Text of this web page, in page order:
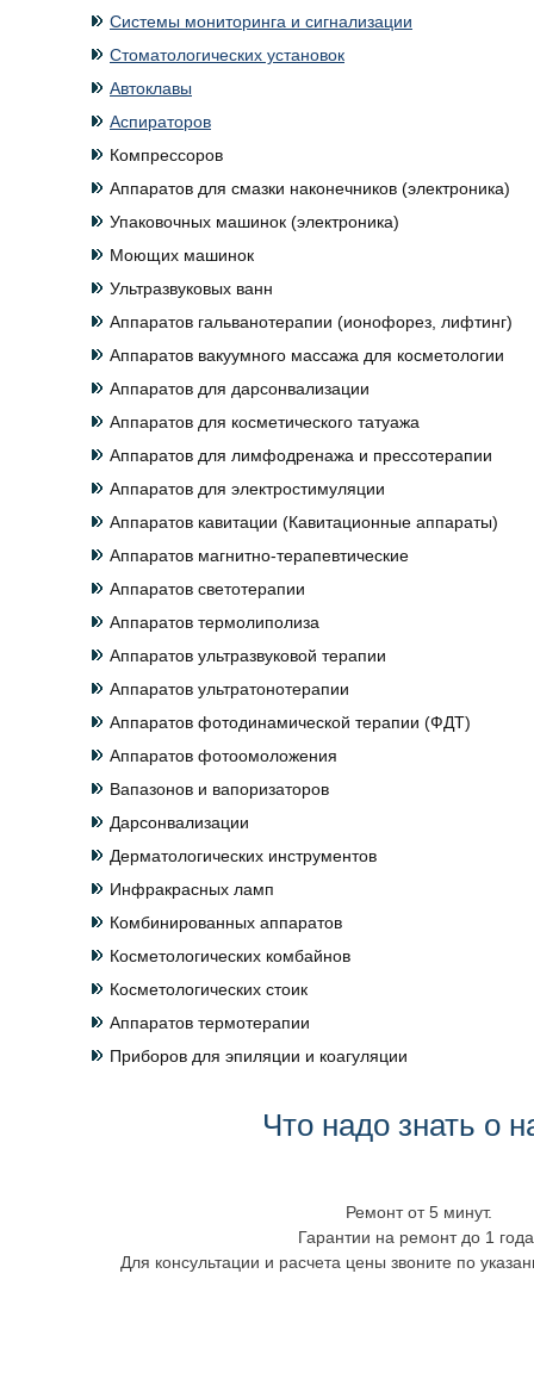
Системы мониторинга и сигнализации
Стоматологических установок
Автоклавы
Аспираторов
Компрессоров
Аппаратов для смазки наконечников (электроника)
Упаковочных машинок (электроника)
Моющих машинок
Ультразвуковых ванн
Аппаратов гальванотерапии (ионофорез, лифтинг)
Аппаратов вакуумного массажа для косметологии
Аппаратов для дарсонвализации
Аппаратов для косметического татуажа
Аппаратов для лимфодренажа и прессотерапии
Аппаратов для электростимуляции
Аппаратов кавитации (Кавитационные аппараты)
Аппаратов магнитно-терапевтические
Аппаратов светотерапии
Аппаратов термолиполиза
Аппаратов ультразвуковой терапии
Аппаратов ультратонотерапии
Аппаратов фотодинамической терапии (ФДТ)
Аппаратов фотоомоложения
Вапазонов и вапоризаторов
Дарсонвализации
Дерматологических инструментов
Инфракрасных ламп
Комбинированных аппаратов
Косметологических комбайнов
Косметологических стоик
Аппаратов термотерапии
Приборов для эпиляции и коагуляции
Что надо знать о
Ремонт от 5 минут.
Гарантии на ремонт до 1
Для консультации и расчета цены звоните по